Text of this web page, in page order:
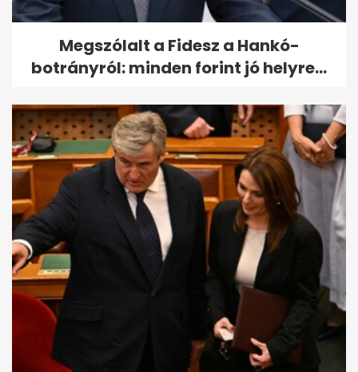
Megszólalt a Fidesz a Hankó-
botrányról: minden forint jó helyre...